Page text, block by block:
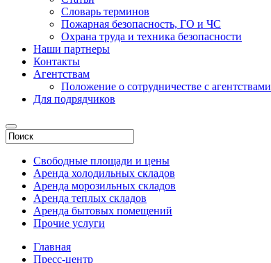
Словарь терминов
Пожарная безопасность, ГО и ЧС
Охрана труда и техника безопасности
Наши партнеры
Контакты
Агентствам
Положение о сотрудничестве с агентствами
Для подрядчиков
Свободные площади и цены
Аренда холодильных складов
Аренда морозильных складов
Аренда теплых складов
Аренда бытовых помещений
Прочие услуги
Главная
Пресс-центр